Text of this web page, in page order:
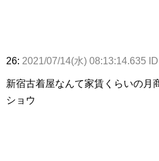
26: 2021/07/14(水) 08:13:14.635
新宿古着屋なんて家賃くらいの月
ショウ